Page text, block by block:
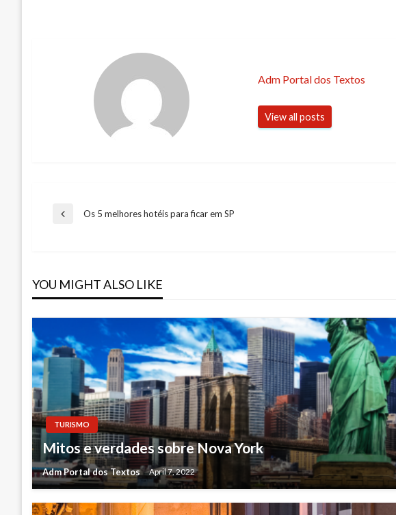
Adm Portal dos Textos
View all posts
Post
Previous
Os 5 melhores hotéis para ficar em SP
YOU MIGHT ALSO LIKE
TURISMO
Mitos e verdades sobre Nova York
Adm Portal dos Textos April 7, 2022